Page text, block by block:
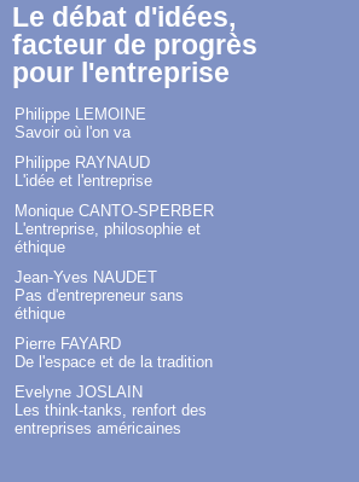
Le débat d'idées,
facteur de progrès
pour l'entreprise
Philippe LEMOINE
Savoir où l'on va
Philippe RAYNAUD
L'idée et l'entreprise
Monique CANTO-SPERBER
L'entreprise, philosophie et
éthique
Jean-Yves NAUDET
Pas d'entrepreneur sans
éthique
Pierre FAYARD
De l'espace et de la tradition
Evelyne JOSLAIN
Les think-tanks, renfort des
entreprises américaines